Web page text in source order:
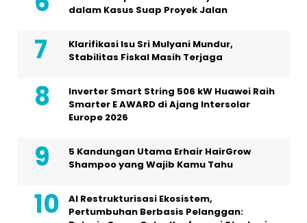
dalam Kasus Suap Proyek Jalan
Klarifikasi Isu Sri Mulyani Mundur,
Stabilitas Fiskal Masih Terjaga
Inverter Smart String 506 kW Huawei Raih
Smarter E AWARD di Ajang Intersolar
Europe 2026
5 Kandungan Utama Erhair HairGrow
Shampoo yang Wajib Kamu Tahu
AI Restrukturisasi Ekosistem,
Pertumbuhan Berbasis Pelanggan: